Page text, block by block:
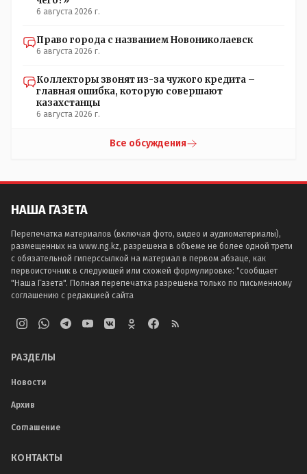
6 августа 2026 г.
Право города с названием Новониколаевск
6 августа 2026 г.
Коллекторы звонят из-за чужого кредита –
главная ошибка, которую совершают
казахстанцы
6 августа 2026 г.
Все обсуждения
НАША ГАЗЕТА
Перепечатка материалов (включая фото, видео и аудиоматериалы),
размещенных на www.ng.kz, разрешена в объеме не более одной трети
с обязательной гиперссылкой на материал в первом абзаце, как
первоисточник в следующей или схожей формулировке: "сообщает
"Наша Газета". Полная перепечатка разрешена только по письменному
соглашению с редакцией сайта
РАЗДЕЛЫ
Новости
Архив
Соглашение
КОНТАКТЫ